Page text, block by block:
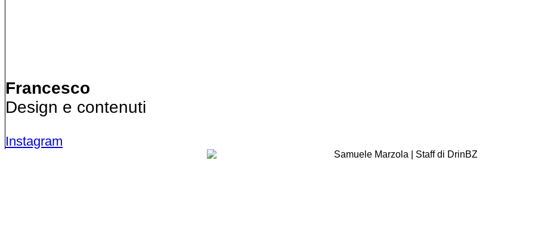
Francesco
Design e contenuti
Instagram